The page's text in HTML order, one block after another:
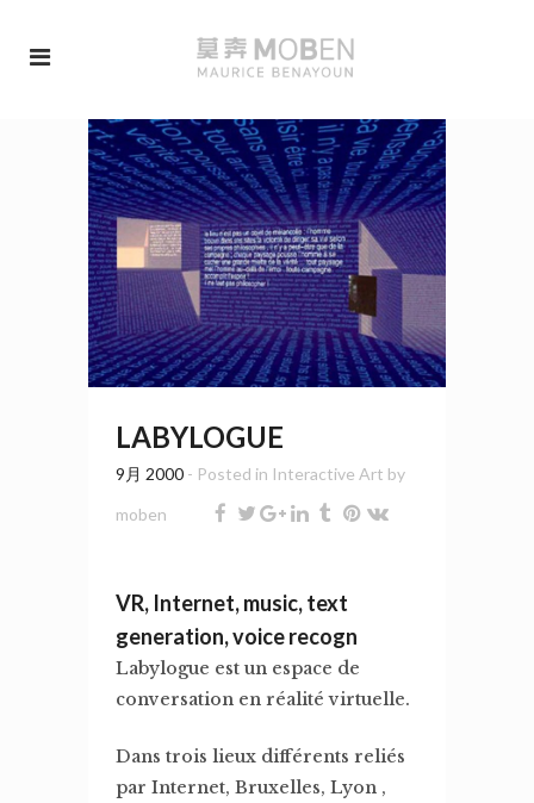
LABYLOGUE
9月 2000 - Posted in Interactive Art by
moben
VR, Internet, music, text
generation, voice recogn
Labylogue est un espace de
conversation en réalité virtuelle.
Dans trois lieux différents reliés
par Internet, Bruxelles, Lyon ,